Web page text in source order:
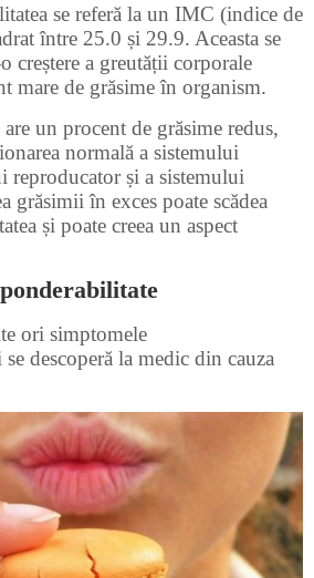
se referă la un IMC (indice de
între 25.0 și 29.9. Aceasta se
creștere a greutății corporale
mare de grăsime în organism.
un procent de grăsime redus,
normală a sistemului
reproducator și a sistemului
grăsimii în exces poate scădea
și poate creea un aspect
ori simptomele
descoperă la medic din cauza